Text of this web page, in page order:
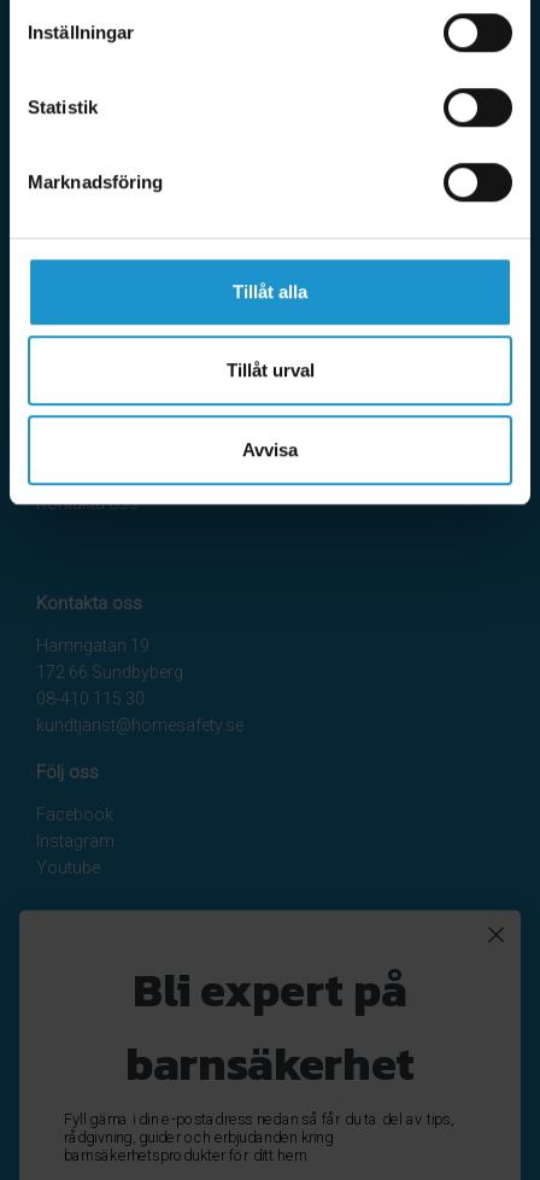
Inställningar
Statistik
Marknadsföring
Tillåt alla
Tillåt urval
Avvisa
bara produkter som uppfyller våra högt ställda krav. Vi
barnsäkerhet och tillverkar även egna produkter som bara
säljs på HomeSafety. Utöver det erbjuder vi även tjänster för
vare eget varulager med snabba leveranser samt en mycket
erfaren kundtjänst kan du alltid känna dig trygg med ditt köp
Information
Köpvillkor
Kontakta oss
Kontakta oss
Hamngatan 19
172 66 Sundbyberg
08-410 115 30
kundtjanst@homesafety.se
Följ oss
Facebook
Instagram
Youtube
Nyhetsbrev
Avregistrera
Bli expert på
barnsäkerhet
Fyll gärna i din e-postadress nedan så får du ta del av tips,
rådgivning, guider och erbjudanden kring
barnsäkerhetsprodukter för ditt hem